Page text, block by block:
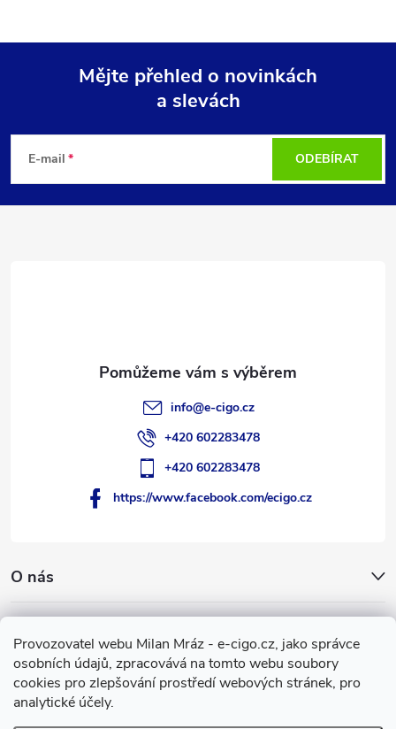
Provozovatel webu Milan Mráz - e-cigo.cz, jako správce
osobních údajů, zpracovává na tomto webu soubory
cookies pro zlepšování prostředí webových stránek, pro
analytické účely.
p
Mějte přehled o novinkách
a slevách
E-mail ODEBÍRAT
O nás
Facebook
info@e-cigo.cz
+420 602283478
+420 602283478
https://www.facebook.com/ecigo.cz